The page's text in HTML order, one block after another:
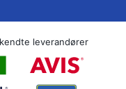
leverandører